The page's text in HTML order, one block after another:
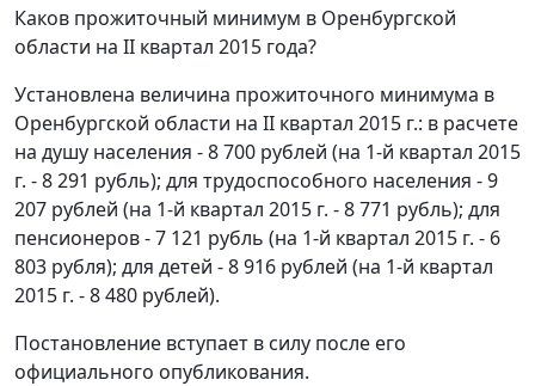
Каков прожиточный минимум в Оренбургской
области на II квартал 2015 года?
Установлена величина прожиточного минимума в
Оренбургской области на II квартал 2015 г.: в расчете
на душу населения - 8 700 рублей (на 1-й квартал 2015
г. - 8 291 рубль); для трудоспособного населения - 9
207 рублей (на 1-й квартал 2015 г. - 8 771 рубль); для
пенсионеров - 7 121 рубль (на 1-й квартал 2015 г. - 6
803 рубля); для детей - 8 916 рублей (на 1-й квартал
2015 г. - 8 480 рублей).
Постановление вступает в силу после его
официального опубликования.